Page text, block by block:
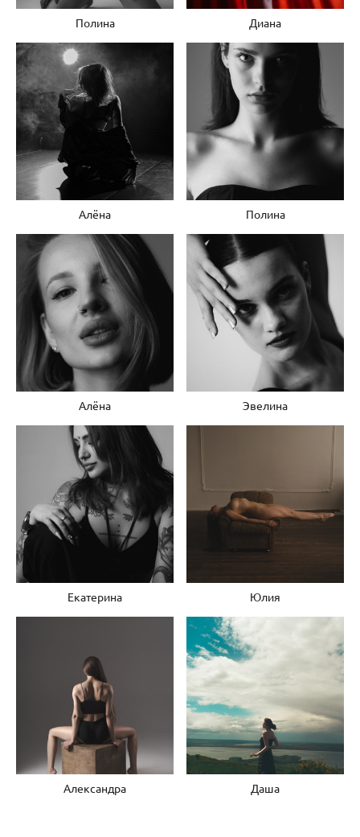
Полина Диана
Алёна Полина
Алёна Эвелина
Екатерина Юлия
Александра Даша